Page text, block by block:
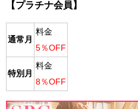
【プラチナ会員】
通常月
料金
5％OFF
特別月
料金
8％OFF